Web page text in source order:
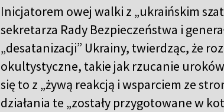
Inicjatorem owej walki z „ukraińskim
sekretarza Rady Bezpieczeństwa i
„desatanizacji” Ukrainy, twierdząc, że
okultystyczne, takie jak rzucanie
się to z „żywą reakcją i wsparciem ze
działania te „zostały przygotowane w